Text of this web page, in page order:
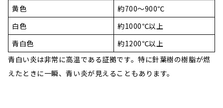
黄色
約700～900℃
白色
約1000℃以上
青白色
約1200℃以上
青白い炎は非常に高温である証拠です。特に針葉樹の樹脂が燃
えたときに一瞬、青い炎が見えることもあります。